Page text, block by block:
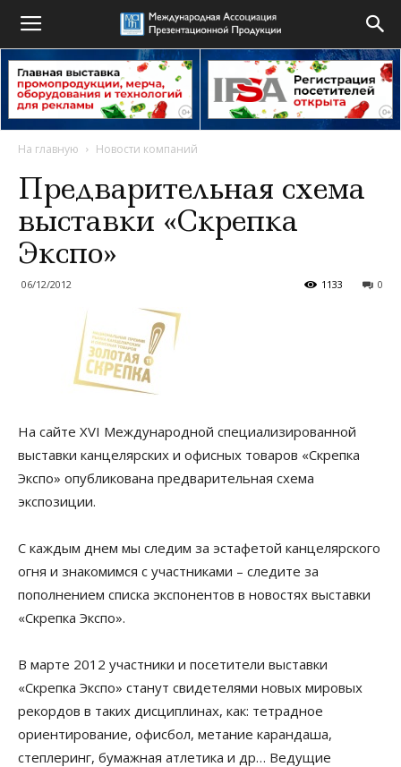
На главную Новости компаний
Предварительная схема
выставки «Скрепка
Экспо»
06/12/2012 0
1133
На сайте XVI Международной специализированной
выставки канцелярских и офисных товаров «Скрепка
Экспо» опубликована предварительная схема
экспозиции.
С каждым днем мы следим за эстафетой канцелярского
огня и знакомимся с участниками – следите за
пополнением списка экспонентов в новостях выставки
«Скрепка Экспо».
В марте 2012 участники и посетители выставки
«Скрепка Экспо» станут свидетелями новых мировых
рекордов в таких дисциплинах, как: тетрадное
ориентирование, офисбол, метание карандаша,
степлеринг, бумажная атлетика и др… Ведущие